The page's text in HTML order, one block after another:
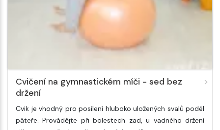
Cvičení na gymnastickém míči - sed bez
držení
Cvik je vhodný pro posílení hluboko uložených svalů podél
páteře. Provádějte při bolestech zad, u vadného držení